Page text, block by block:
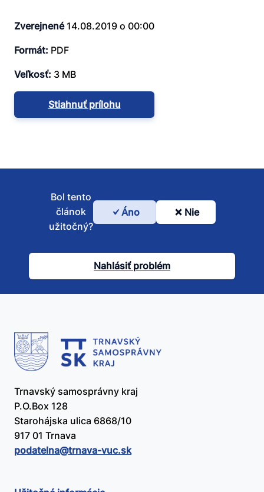
Zverejnené14.08.2019 o 00:00
Formát: PDF
Veľkosť: 3 MB
Stiahnuť prílohu
Bol
článok
užitočný?
Bol tento
článok
užitočný?
Áno Nie
Nahlásiť problém
Trnavský samosprávny kraj
P.O.Box 128
Starohájska ulica 6868/10
917 01 Trnava
podatelna@​trnava-vuc.sk